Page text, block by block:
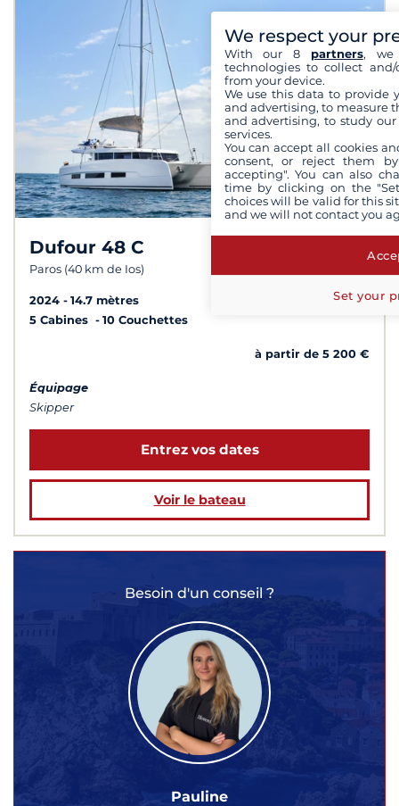
Dufour 48 C
Paros (40 km de Ios)
2024
14.7 mètres
5 Cabines
10 Couchettes
à partir de 5 200 €
Équipage
Skipper
Entrez vos dates
Voir le bateau
Besoin d'un conseil ?
Pauline
We respect your
With our 8 partners, we
technologies to collect
from your device.
We use this data to provide
and advertising, to measure
and advertising, to study
services.
You can accept all cookies
consent, or reject them
accepting". You can also
time by clicking on the
choices will be valid for this
and we will not contact you
Set your